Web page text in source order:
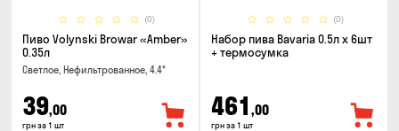
(0)
Пиво Volynski Browar «Amber»
0.35л
Светлое, Нефильтрованное, 4.4°
39,00
грн за 1 шт
(0)
Набор пива Bavaria 0.5л х 6шт
+ термосумка
461 ,00
грн за 1 шт